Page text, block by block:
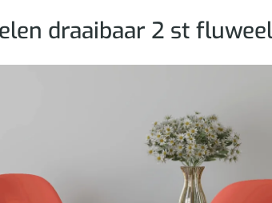
draaibaar 2 st